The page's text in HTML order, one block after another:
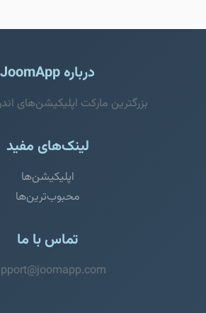
درباره JoomApp
بزرگترین مارکت اپلیکیشن‌های
لینک‌های مفید
اپلیکیشن‌ها
محبوب‌ترین‌ها
تماس با ما